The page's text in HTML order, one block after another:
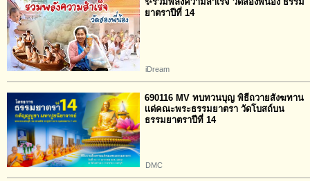
ยาตราปีที่ 14
iDream
690116 MV ทบทวนบุญ พิธีถวายสังฆทาน
เเด่คณะพระธรรมยาตรา วัดโบสถ์บน
ธรรมยาตราปีที่ 14
DMC